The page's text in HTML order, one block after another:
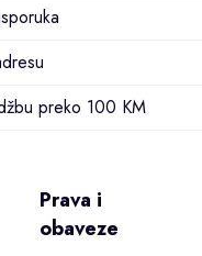
preko 100 KM
Prava i
obaveze